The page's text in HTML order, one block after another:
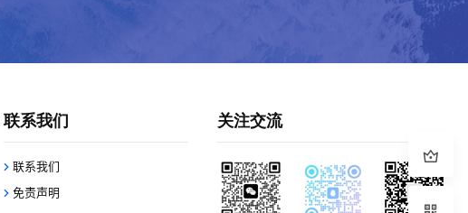
联系我们
联系我们
免责声明
关注交流